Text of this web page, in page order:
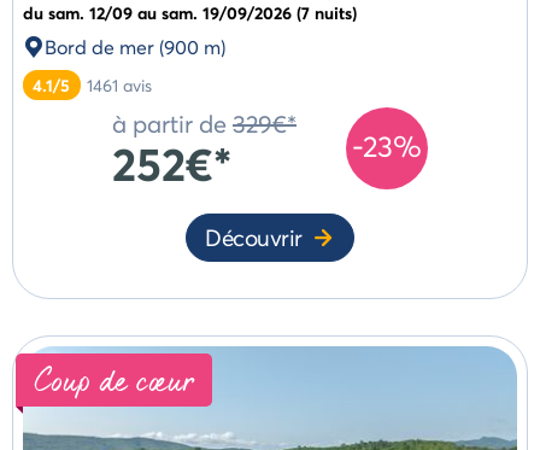
du sam. 12/09 au sam. 19/09/2026 (7 nuits)
Bord de mer (900 m)
4.1/5 1461 avis
-23%
à partir de 329€*
252€*
Découvrir
Coup de cœur